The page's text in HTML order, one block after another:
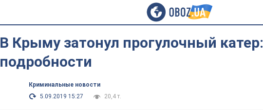
В Крыму затонул прогулочный
подробности
Криминальные новости
5.09.2019 15:27
20,4 т.